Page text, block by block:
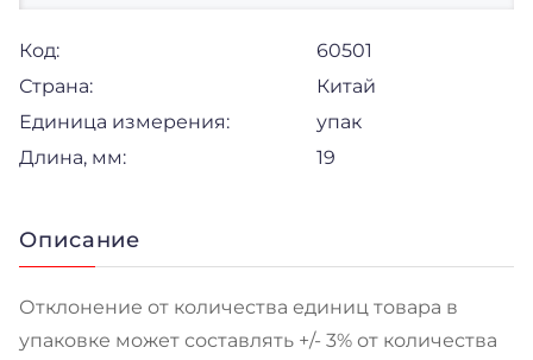
Код:
60501
Страна:
Китай
Единица измерения:
упак
Длина, мм:
19
Описание
Отклонение от количества единиц товара в
упаковке может составлять +/- 3% от количества